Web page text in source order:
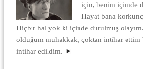
için, benim içimde
Hayat bana
Hiçbir hal yok ki içinde durulmuş
olduğum muhakkak, çoktan intihar ettim
intihar edildim.